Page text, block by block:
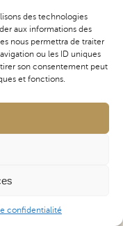
des technologies
aux informations des
nous permettra de traiter
ou les ID uniques
son consentement peut
et fonctions.
confidentialité